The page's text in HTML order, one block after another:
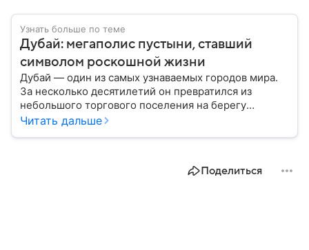
Узнать больше по теме
Дубай: мегаполис пустыни, ставший
символом роскошной жизни
Дубай — один из самых узнаваемых городов мира.
За несколько десятилетий он превратился из
небольшого торгового поселения на берегу
Персидского залива в международный финансовый,
Читать дальше
Поделиться